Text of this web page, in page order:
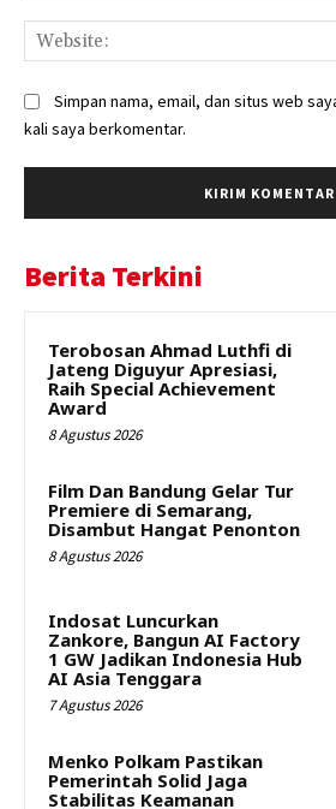
Simpan nama, email, dan situs web
kali saya berkomentar.
Berita Terkini
Terobosan Ahmad Luthfi di
Jateng Diguyur Apresiasi,
Raih Special Achievement
Award
8 Agustus 2026
Film Dan Bandung Gelar Tur
Premiere di Semarang,
Disambut Hangat Penonton
8 Agustus 2026
Indosat Luncurkan
Zankore, Bangun AI Factory
1 GW Jadikan Indonesia Hub
AI Asia Tenggara
7 Agustus 2026
Menko Polkam Pastikan
Pemerintah Solid Jaga
Stabilitas Keamanan